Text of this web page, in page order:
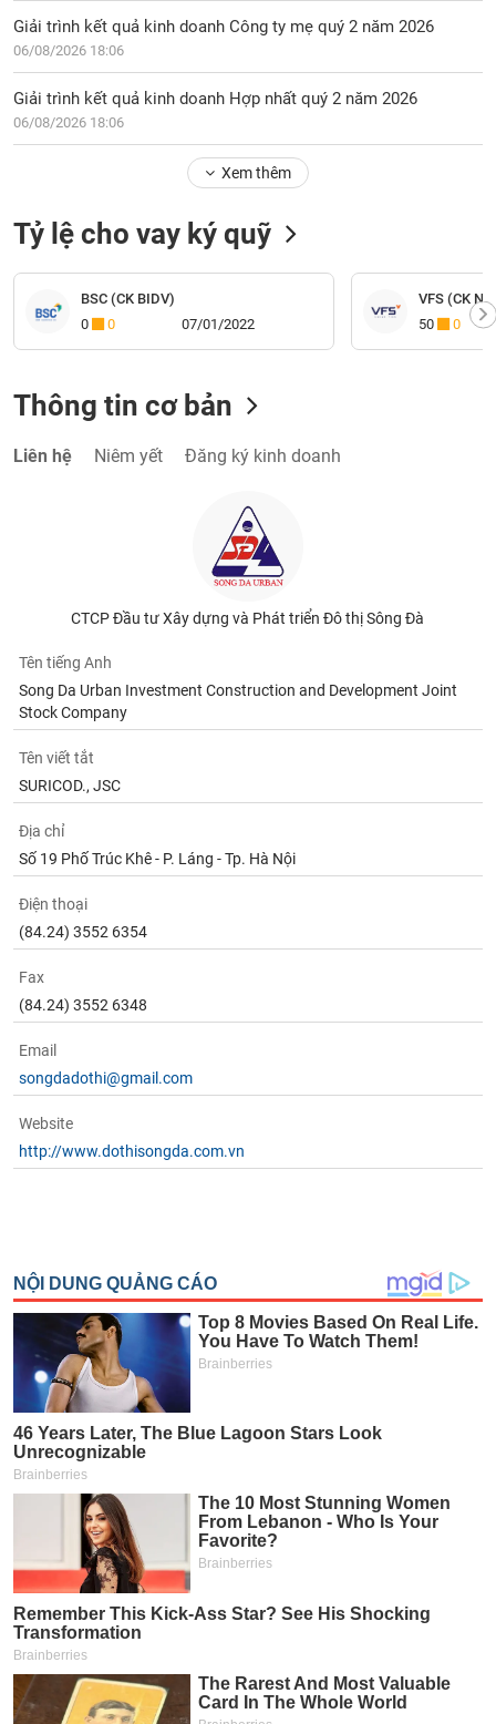
Giải trình kết quả kinh doanh Công ty mẹ quý 2 năm 2026
06/08/2026 18:06
Giải trình kết quả kinh doanh Hợp nhất quý 2 năm 2026
06/08/2026 18:06
Xem thêm
Tỷ lệ cho vay ký quỹ
BSC (CK BIDV)
0
0 07/01/2022
VFS (CK
50
0
Thông tin cơ bản
Liên hệ Niêm yết Đăng ký kinh doanh
CTCP Đầu tư Xây dựng và Phát triển Đô thị Sông Đà
Tên tiếng Anh
Song Da Urban Investment Construction and Development Joint
Stock Company
Tên viết tắt
SURICOD., JSC
Địa chỉ
Số 19 Phố Trúc Khê - P. Láng - Tp. Hà Nội
Điện thoại
(84.24) 3552 6354
Fax
(84.24) 3552 6348
Email
songdadothi@gmail.com
Website
http://www.dothisongda.com.vn